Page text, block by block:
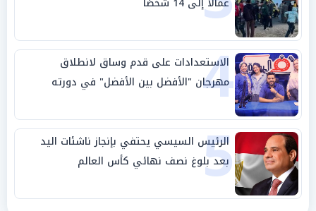
4
الاستعدادات على قدم وساق لانطلاق
مهرجان "الأفضل بين الأفضل" في دورته
الخامسة
5
الرئيس السيسي يحتفي بإنجاز ناشئات اليد
بعد بلوغ نصف نهائي كأس العالم